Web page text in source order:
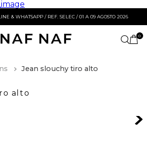
& WHATSAPP / REF. SELEC / 01 A 09 AGOSTO 2026
0
Jean slouchy tiro alto
alto